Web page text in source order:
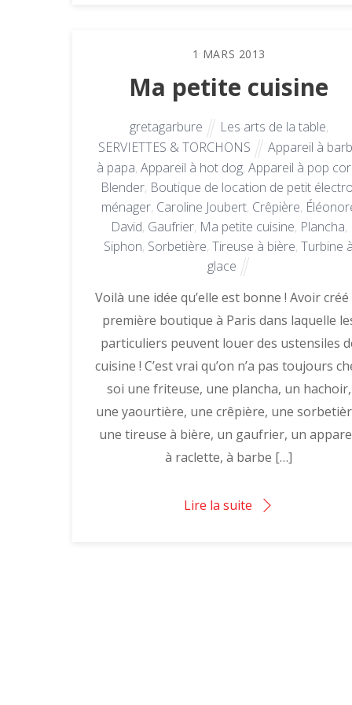
1 MARS 2013
Ma petite cuisine
gretagarbure Les arts de la table,
SERVIETTES & TORCHONS
Appareil à
à papa,Appareil à hot dog,Appareil à pop
Blender, Boutique de location de petit
ménager, Caroline Joubert, Crêpière,
David, Gaufrier, Ma petite cuisine, Plancha,
Siphon, Sorbetière,Tireuse à bière,Turbine à
glace
Voilà une idée qu’elle est bonne ! Avoir créé
première boutique à Paris dans laquelle
particuliers peuvent louer des ustensiles
cuisine ! C’est vrai qu’on n’a pas toujours
soi une friteuse, une plancha, un hachoir,
une yaourtière, une crêpière, une
une tireuse à bière, un gaufrier, un
à raclette, à barbe […]
Lire la suite